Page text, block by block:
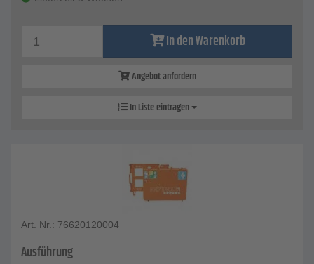
In den Warenkorb
Angebot anfordern
In Liste eintragen
Art. Nr.: 76620120004
Ausführung